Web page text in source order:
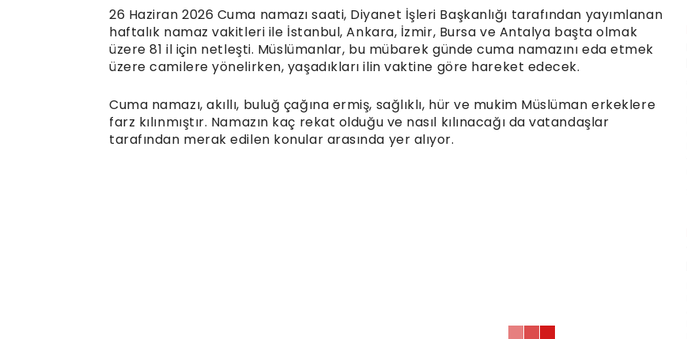
26 Haziran 2026 Cuma namazı saati, Diyanet İşleri Başkanlığı tarafından yayımlanan
haftalık namaz vakitleri ile İstanbul, Ankara, İzmir, Bursa ve Antalya başta olmak
üzere 81 il için netleşti. Müslümanlar, bu mübarek günde cuma namazını eda etmek
üzere camilere yönelirken, yaşadıkları ilin vaktine göre hareket edecek.
Cuma namazı, akıllı, buluğ çağına ermiş, sağlıklı, hür ve mukim Müslüman erkeklere
farz kılınmıştır. Namazın kaç rekat olduğu ve nasıl kılınacağı da vatandaşlar
tarafından merak edilen konular arasında yer alıyor.